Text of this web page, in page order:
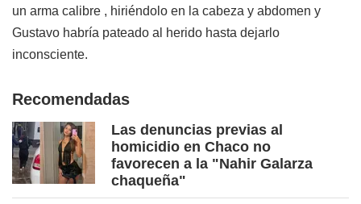
un arma calibre , hiriéndolo en la cabeza y abdomen y
Gustavo habría pateado al herido hasta dejarlo
inconsciente.
Recomendadas
Las denuncias previas al
homicidio en Chaco no
favorecen a la "Nahir Galarza
chaqueña"